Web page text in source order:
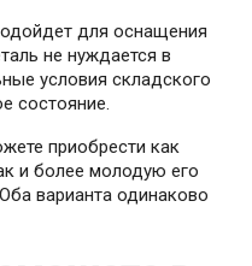
для оснащения
не нуждается в
условия складского
состояние.
приобрести как
и более молодую его
варианта одинаково